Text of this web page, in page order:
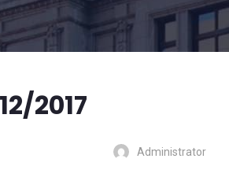
2017
Administrator